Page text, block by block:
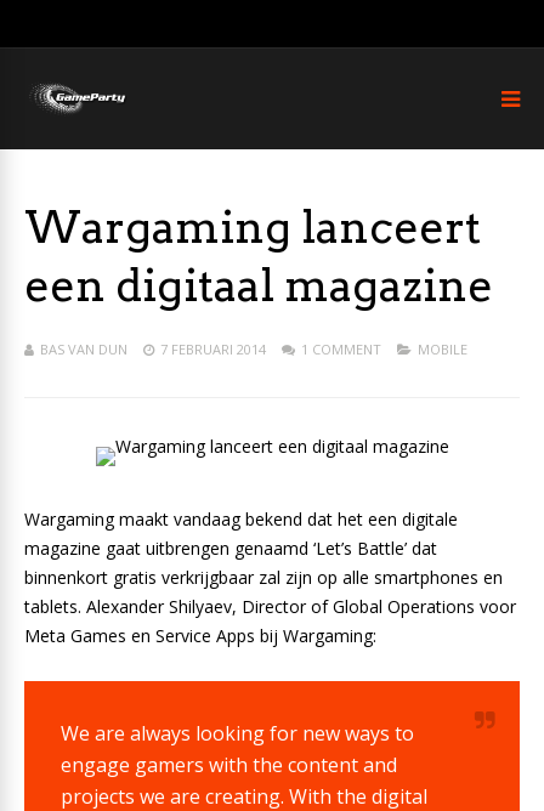
Wargaming lanceert
een digitaal magazine
BAS VAN DUN 7 FEBRUARI 2014 1 COMMENT MOBILE
Wargaming maakt vandaag bekend dat het een digitale
magazine gaat uitbrengen genaamd ‘Let’s Battle’ dat
binnenkort gratis verkrijgbaar zal zijn op alle smartphones en
tablets. Alexander Shilyaev, Director of Global Operations voor
Meta Games en Service Apps bij Wargaming:
We are always looking for new ways to
engage gamers with the content and
projects we are creating. With the digital